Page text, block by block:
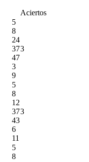
Aciertos
5
8
24
37
47
3
9
3
5
8
12
37
43
6
11
3
5
8